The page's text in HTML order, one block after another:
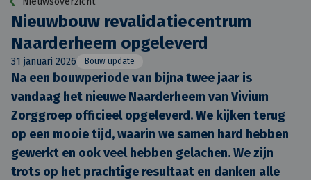
Nieuwbouw revalidatiecentrum
Naarderheem opgeleverd
31 januari 2026 Bouw update
Na een bouwperiode van bijna twee jaar is
vandaag het nieuwe Naarderheem van Vivium
Zorggroep officieel opgeleverd. We kijken terug
op een mooie tijd, waarin we samen hard hebben
gewerkt en ook veel hebben gelachen. We zijn
trots op het prachtige resultaat en danken alle